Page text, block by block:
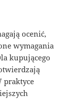
ocenić,
wymagania
kupującego
praktyce